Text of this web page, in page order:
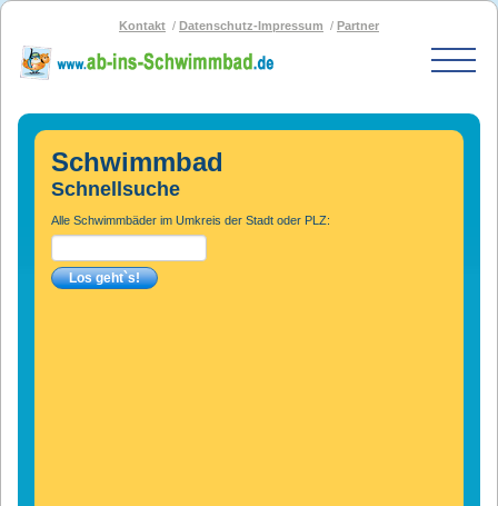
Kontakt Datenschutz-Impressum Partner
Start
Schwimmbad-Karte
Bäder nach PLZ
Bäder nach Stadt
SOS-Schwimmbad
Blog
Schwimmbad
Schnellsuche
Alle Schwimmbäder im Umkreis der Stadt oder PLZ: